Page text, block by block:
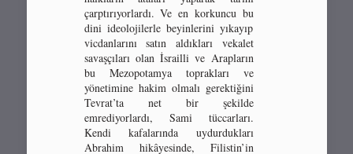
çarptırıyorlardı. Ve en korkuncu bu
dini ideolojilerle beyinlerini yıkayıp
vicdanlarını satın aldıkları vekalet
savaşçıları olan İsrailli ve Arapların
bu Mezopotamya toprakları ve
yönetimine hakim olmalı gerektiğini
Tevrat’ta net bir şekilde
emrediyorlardı, Sami tüccarları.
Kendi kafalarında uydurdukları
Abrahim hikâyesinde, Filistin’in